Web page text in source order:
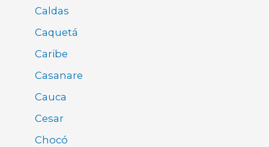
Caldas
Caquetá
Caribe
Casanare
Cauca
Cesar
Chocó